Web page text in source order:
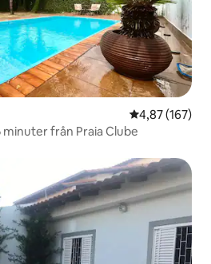
4,87 av 5 i
4,87 (167)
från Praia Clube